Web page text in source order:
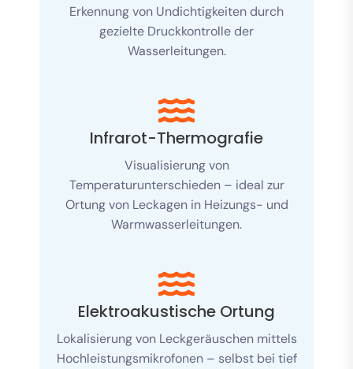
Erkennung von Undichtigkeiten durch
gezielte Druckkontrolle der
Wasserleitungen.
Infrarot-Thermografie
Visualisierung von
Temperaturunterschieden – ideal zur
Ortung von Leckagen in Heizungs- und
Warmwasserleitungen.
Elektroakustische Ortung
Lokalisierung von Leckgeräuschen mittels
Hochleistungsmikrofonen – selbst bei tief